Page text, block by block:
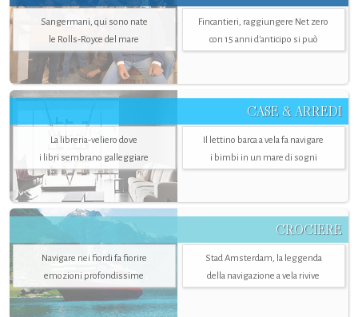
Sangermani, qui sono nate
le Rolls-Royce del mare
Fincantieri, raggiungere Net zero
con 15 anni d'anticipo si può
CASE & ARREDI
La libreria-veliero dove
i libri sembrano galleggiare
Il lettino barca a vela fa navigare
i bimbi in un mare di sogni
CROCIERE
Navigare nei fiordi fa fiorire
emozioni profondissime
Stad Amsterdam, la leggenda
della navigazione a vela rivive